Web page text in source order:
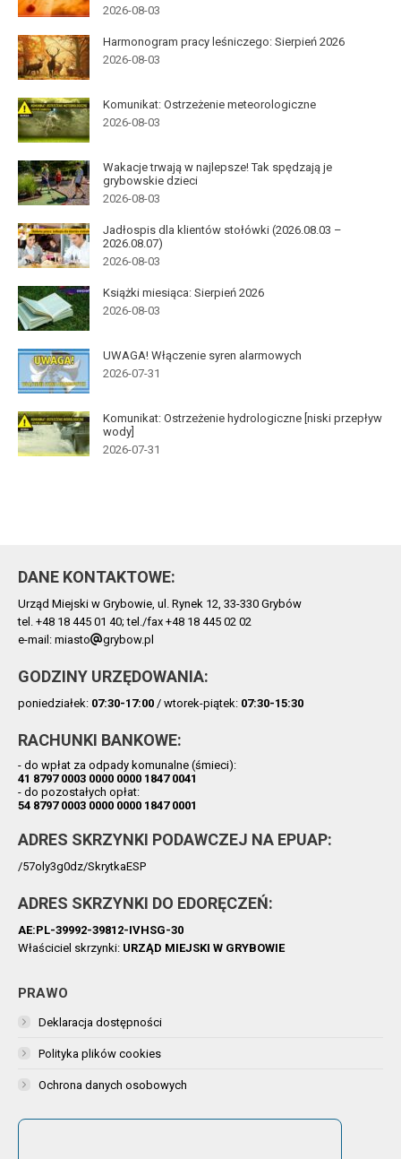
2026-08-03
Harmonogram pracy leśniczego: Sierpień 2026
2026-08-03
Komunikat: Ostrzeżenie meteorologiczne
2026-08-03
Wakacje trwają w najlepsze! Tak spędzają je
grybowskie dzieci
2026-08-03
Jadłospis dla klientów stołówki (2026.08.03 –
2026.08.07)
2026-08-03
Książki miesiąca: Sierpień 2026
2026-08-03
UWAGA! Włączenie syren alarmowych
2026-07-31
Komunikat: Ostrzeżenie hydrologiczne [niski przepływ
wody]
2026-07-31
DANE KONTAKTOWE:
Urząd Miejski w Grybowie, ul. Rynek 12, 33-330 Grybów
tel. +48 18 445 01 40; tel./fax +48 18 445 02 02
e-mail: miasto
grybow.pl
GODZINY URZĘDOWANIA:
poniedziałek: 07:30-17:00 / wtorek-piątek: 07:30-15:30
RACHUNKI BANKOWE:
- do wpłat za odpady komunalne (śmieci):
41 8797 0003 0000 0000 1847 0041
- do pozostałych opłat:
54 8797 0003 0000 0000 1847 0001
ADRES SKRZYNKI PODAWCZEJ NA EPUAP:
/57oly3g0dz/SkrytkaESP
ADRES SKRZYNKI DO EDORĘCZEŃ:
AE:PL-39992-39812-IVHSG-30
Właściciel skrzynki: URZĄD MIEJSKI W GRYBOWIE
PRAWO
Deklaracja dostępności
Polityka plików cookies
Ochrona danych osobowych